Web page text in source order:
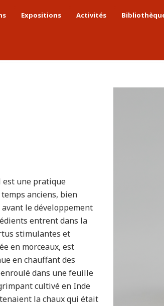
Expositions Activités
est une pratique
anciens, bien
avant le développement
entrent dans la
stimulantes et
en morceaux, est
en chauffant des
dans une feuille
cultivé en Inde
la chaux qui était